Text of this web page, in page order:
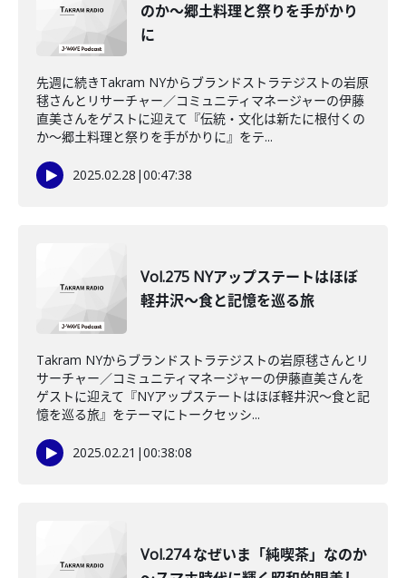
のか～郷土料理と祭りを手がかり
に
先週に続きTakram NYからブランドストラテジストの岩原
毬さんとリサーチャー／コミュニティマネージャーの伊藤
直美さんをゲストに迎えて『伝統・文化は新たに根付くの
か～郷土料理と祭りを手がかりに』をテ...
2025.02.28 |00:47:38
Vol.275 NYアップステートはほぼ
軽井沢～食と記憶を巡る旅
Takram NYからブランドストラテジストの岩原毬さんとリ
サーチャー／コミュニティマネージャーの伊藤直美さんを
ゲストに迎えて『NYアップステートはほぼ軽井沢～食と記
憶を巡る旅』をテーマにトークセッシ...
2025.02.21 |00:38:08
Vol.274 なぜいま「純喫茶」なのか